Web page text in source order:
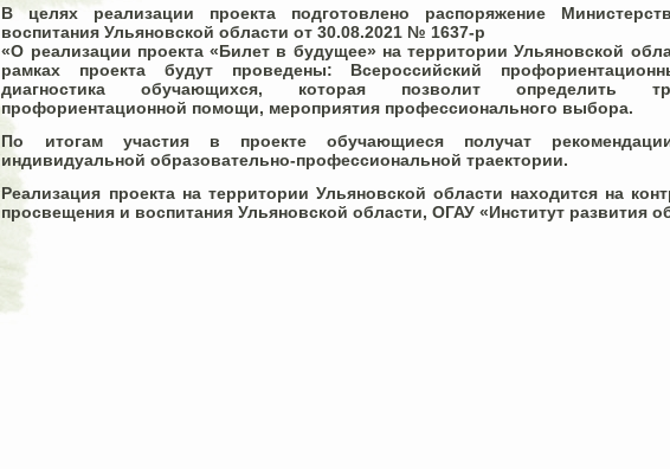
В целях реализации проекта подготовлено распоряжение
воспитания Ульяновской области от 30.08.2021 № 1637-р
«О реализации проекта «Билет в будущее» на территории Ульяновской
рамках проекта будут проведены: Всероссийский
диагностика обучающихся, которая позволит определить
профориентационной помощи, мероприятия профессионального выбора.
По итогам участия в проекте обучающиеся получат
индивидуальной образовательно-профессиональной траектории.
Реализация проекта на территории Ульяновской области находится на
просвещения и воспитания Ульяновской области, ОГАУ «Институт развития